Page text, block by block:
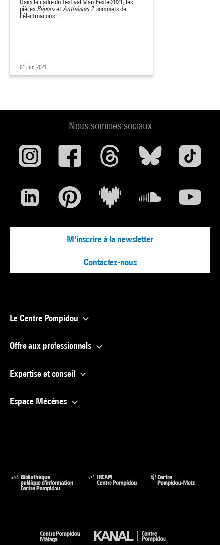
Dans le cadre du festival ManiFeste-2021, les
pièces Réponset Anthèmes 2, sommets de
l'électroacous…
04 juin 2021
Nous sommes sociaux
M'inscrire à la newsletter
Contactez-nous
Le Centre Pompidou
Offre aux professionnels
Expertise et conseil
Espace Mécènes